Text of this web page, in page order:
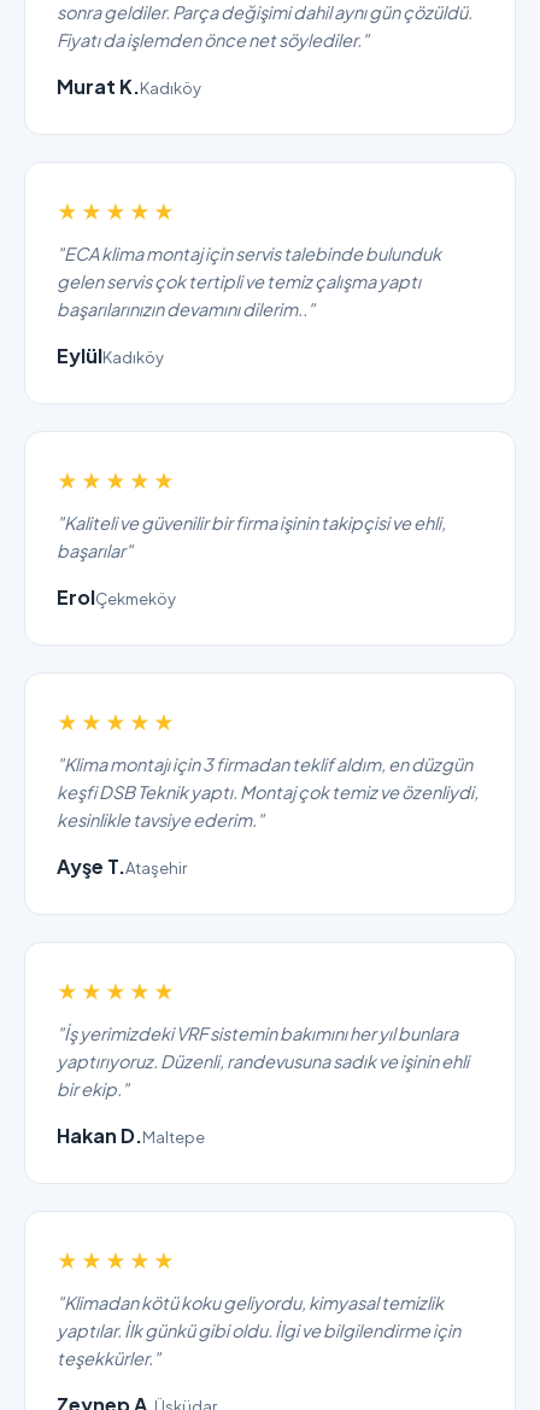
sonra geldiler. Parça değişimi dahil aynı gün çözüldü.
Fiyatı da işlemden önce net söylediler."
Murat K.Kadıköy
★★★★★
"ECA klima montaj için servis talebinde bulunduk
gelen servis çok tertipli ve temiz çalışma yaptı
başarılarınızın devamını dilerim.."
EylülKadıköy
★★★★★
"Kaliteli ve güvenilir bir firma işinin takipçisi ve ehli,
başarılar"
ErolÇekmeköy
★★★★★
"Klima montajı için 3 firmadan teklif aldım, en düzgün
keşfi DSB Teknik yaptı. Montaj çok temiz ve özenliydi,
kesinlikle tavsiye ederim."
Ayşe T.Ataşehir
★★★★★
"İş yerimizdeki VRF sistemin bakımını her yıl bunlara
yaptırıyoruz. Düzenli, randevusuna sadık ve işinin ehli
bir ekip."
Hakan D.Maltepe
★★★★★
"Klimadan kötü koku geliyordu, kimyasal temizlik
yaptılar. İlk günkü gibi oldu. İlgi ve bilgilendirme için
teşekkürler."
Zeynep A.